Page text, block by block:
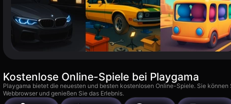
Kostenlose Online-Spiele bei Playgama
Playgama bietet die neuesten und besten kostenlosen Online-Spiele. Sie
Webbrowser und genießen Sie das Erlebnis.